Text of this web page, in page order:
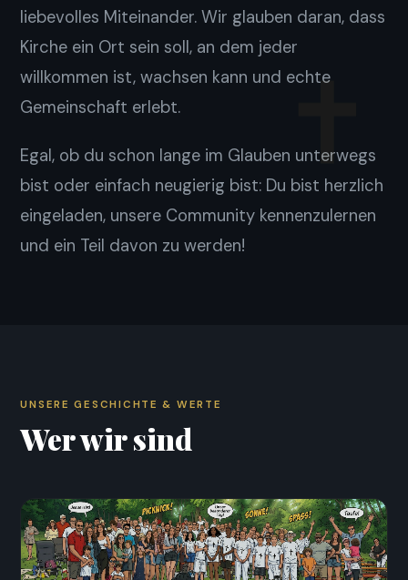
✝
liebevolles Miteinander. Wir glauben daran, dass
Kirche ein Ort sein soll, an dem jeder
willkommen ist, wachsen kann und echte
Gemeinschaft erlebt.
Egal, ob du schon lange im Glauben unterwegs
bist oder einfach neugierig bist: Du bist herzlich
eingeladen, unsere Community kennenzulernen
und ein Teil davon zu werden!
UNSERE GESCHICHTE & WERTE
Wer wir sind